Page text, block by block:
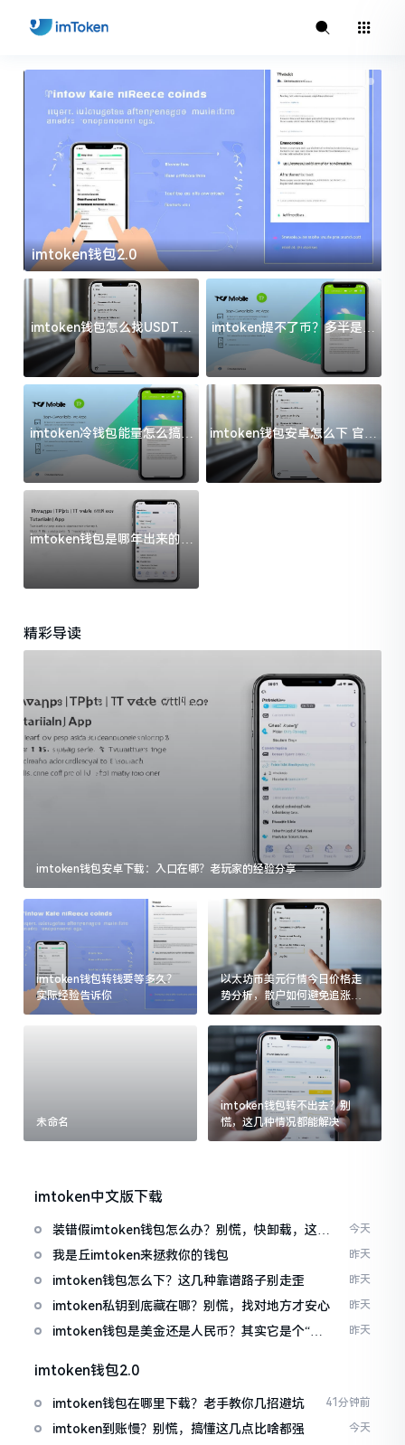
imtoken钱包2.0
imtoken钱包怎么找USDT地
址？三步搞定不踩坑
imtoken提不了币？多半是这
几件事没处理好
imtoken冷钱包能量怎么搞？
过来人告诉你门道
imtoken钱包安卓怎么下 官方
渠道避坑指南
imtoken钱包是哪年出来的？
一文给你说清楚
精彩导读
imtoken钱包安卓下载：入口在哪？老玩家的经验分享
imtoken钱包转钱要等多久？
实际经验告诉你
以太坊币美元行情今日价格走
势分析，散户如何避免追涨杀
跌被套牢
未命名
imtoken钱包转不出去？别
慌，这几种情况都能解决
imtoken中文版下载
装错假imtoken钱包怎么办？别慌，快卸载，这几
招能救急
今天
我是丘imtoken来拯救你的钱包 昨天
imtoken钱包怎么下？这几种靠谱路子别走歪 昨天
imtoken私钥到底藏在哪？别慌，找对地方才安心 昨天
imtoken钱包是美金还是人民币？其实它是个“多
昨天
imtoken钱包2.0
imtoken钱包在哪里下载？老手教你几招避坑 41分钟前
imtoken到账慢？别慌，搞懂这几点比啥都强 今天